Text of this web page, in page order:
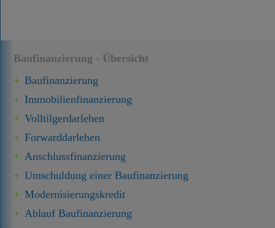
Baufinanzierung - Übersicht
Baufinanzierung
Immobilien­finanzierung
Volltilgerdarlehen
Forward­darlehen
Anschluss­finanzierung
Umschuldung einer Baufinanzierung
Modernisierungskredit
Ablauf Baufinanzierung